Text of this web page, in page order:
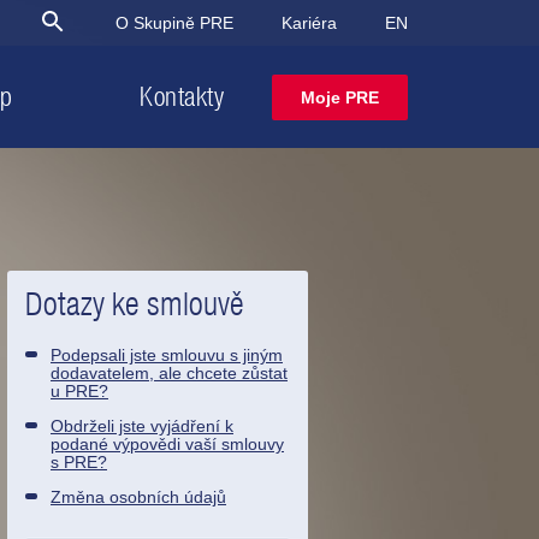
O Skupině PRE Kariéra EN
Kontakty Moje PRE
Najděte řešení
Najděte řešení
Nenašli jste,
Dotazy ke smlouvě
Podepsali jste smlouvu s jiným
dodavatelem, ale chcete zůstat
u PRE?
Obdrželi jste vyjádření k
podané výpovědi vaší smlouvy
s PRE?
Změna osobních údajů